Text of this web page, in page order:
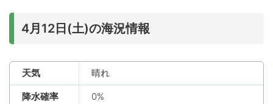
4月12日(土)の海況情報
天気 晴れ
降水確率 0%